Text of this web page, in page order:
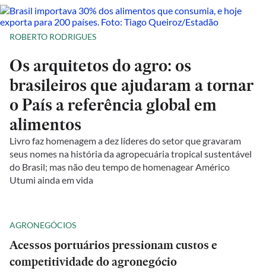
ROBERTO RODRIGUES
Os arquitetos do agro: os
brasileiros que ajudaram a tornar
o País a referência global em
alimentos
Livro faz homenagem a dez líderes do setor que gravaram
seus nomes na história da agropecuária tropical sustentável
do Brasil; mas não deu tempo de homenagear Américo
Utumi ainda em vida
AGRONEGÓCIOS
Acessos portuários pressionam custos e
competitividade do agronegócio